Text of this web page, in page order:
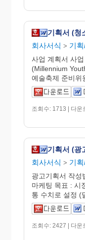
기획서 (청
회사서식 > 기
사업 계획서 사
(Millennium
예술축제 준비위
조회수: 1713 | 다운
기획서 (광
회사서식 > 기
광고기획서 작성
마케팅 목표 : 시
통 수치로 설정 (
조회수: 2427 | 다운